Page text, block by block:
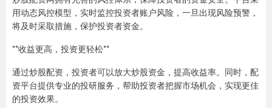
用动态风控模型，实时监控投资者账户风险，一旦出现风险预警，
将及时采取措施，保护投资者资金。
**收益更高，投资更轻松**
通过炒股配资，投资者可以放大炒股资金，提高收益率。同时，配
资平台提供专业的投研服务，帮助投资者把握市场机会，实现更佳
的投资效果。